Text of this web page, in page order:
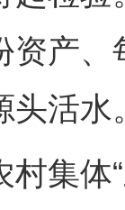
资产
头活水
体“